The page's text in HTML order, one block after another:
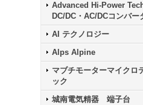
Advanced Hi-Power
DC/DC・AC/DCコンバー
AI テクノロジー
Alps Alpine
マブチモーターマイクロ
ック
城南電気精器 端子台